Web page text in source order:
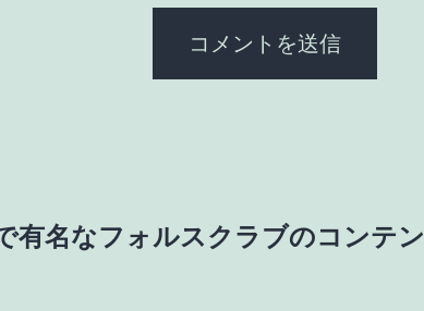
有名なフォルスクラブのコンテン